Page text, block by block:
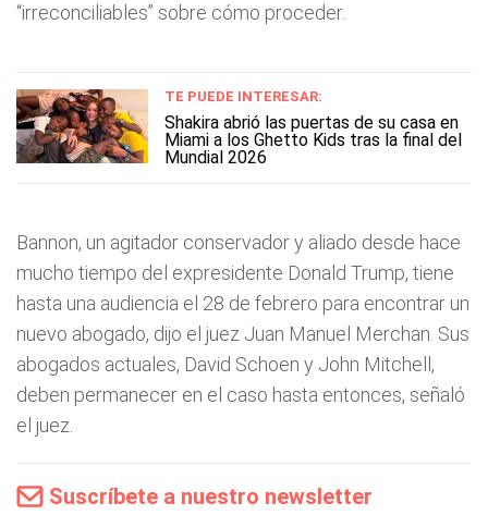
“irreconciliables” sobre cómo proceder.
TE PUEDE INTERESAR:
Shakira abrió las puertas de su casa en
Miami a los Ghetto Kids tras la final del
Mundial 2026
Bannon, un agitador conservador y aliado desde hace
mucho tiempo del expresidente Donald Trump, tiene
hasta una audiencia el 28 de febrero para encontrar un
nuevo abogado, dijo el juez Juan Manuel Merchan. Sus
abogados actuales, David Schoen y John Mitchell,
deben permanecer en el caso hasta entonces, señaló
el juez.
Suscríbete a nuestro newsletter